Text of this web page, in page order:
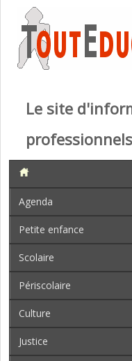
Le site
Agenda
Petite enfance
Scolaire
Périscolaire
Culture
Justice